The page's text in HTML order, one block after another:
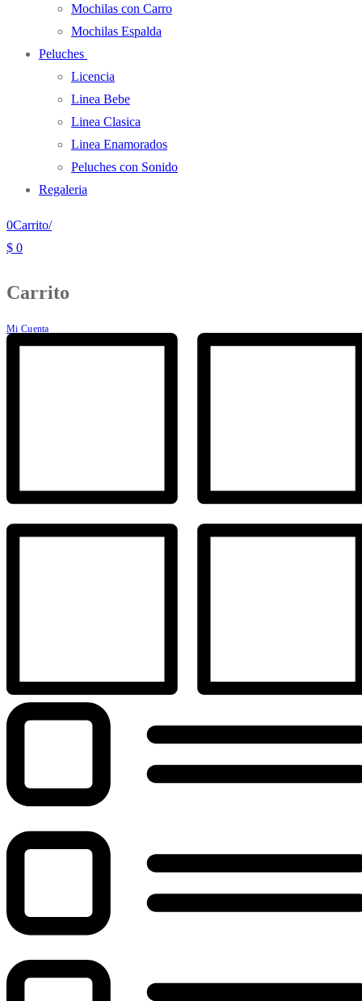
Mochilas con Carro
Mochilas Espalda
Peluches
Licencia
Linea Bebe
Linea Clasica
Linea Enamorados
Peluches con Sonido
Regaleria
0Carrito/
$ 0
Carrito
Mi Cuenta